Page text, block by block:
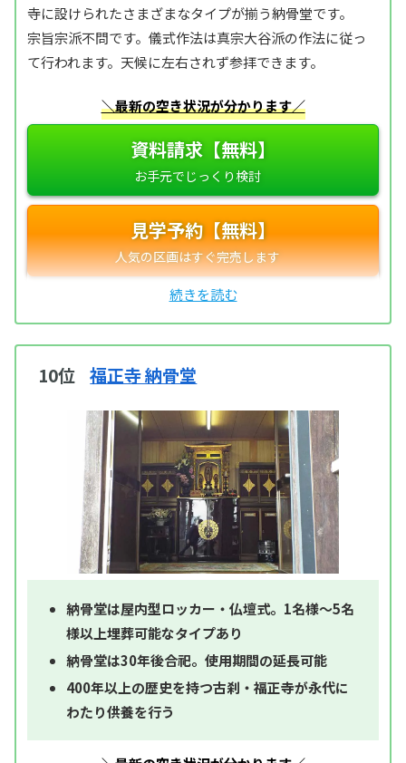
寺に設けられたさまざまなタイプが揃う納骨堂です。
宗旨宗派不問です。儀式作法は真宗大谷派の作法に従っ
て行われます。天候に左右されず参拝できます。
＼最新の空き状況が分かります／
資料請求【無料】
見学予約【無料】
10位 福正寺 納骨堂
納骨堂は屋内型ロッカー・仏壇式。1名様～5名
様以上埋葬可能なタイプあり
納骨堂は30年後合祀。使用期間の延長可能
400年以上の歴史を持つ古刹・福正寺が永代に
わたり供養を行う